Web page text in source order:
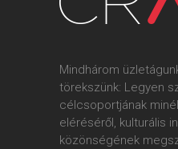
Mindhárom
törekszünk: Legyen
célcsoportjának
eléréséről, kulturális
közönségének